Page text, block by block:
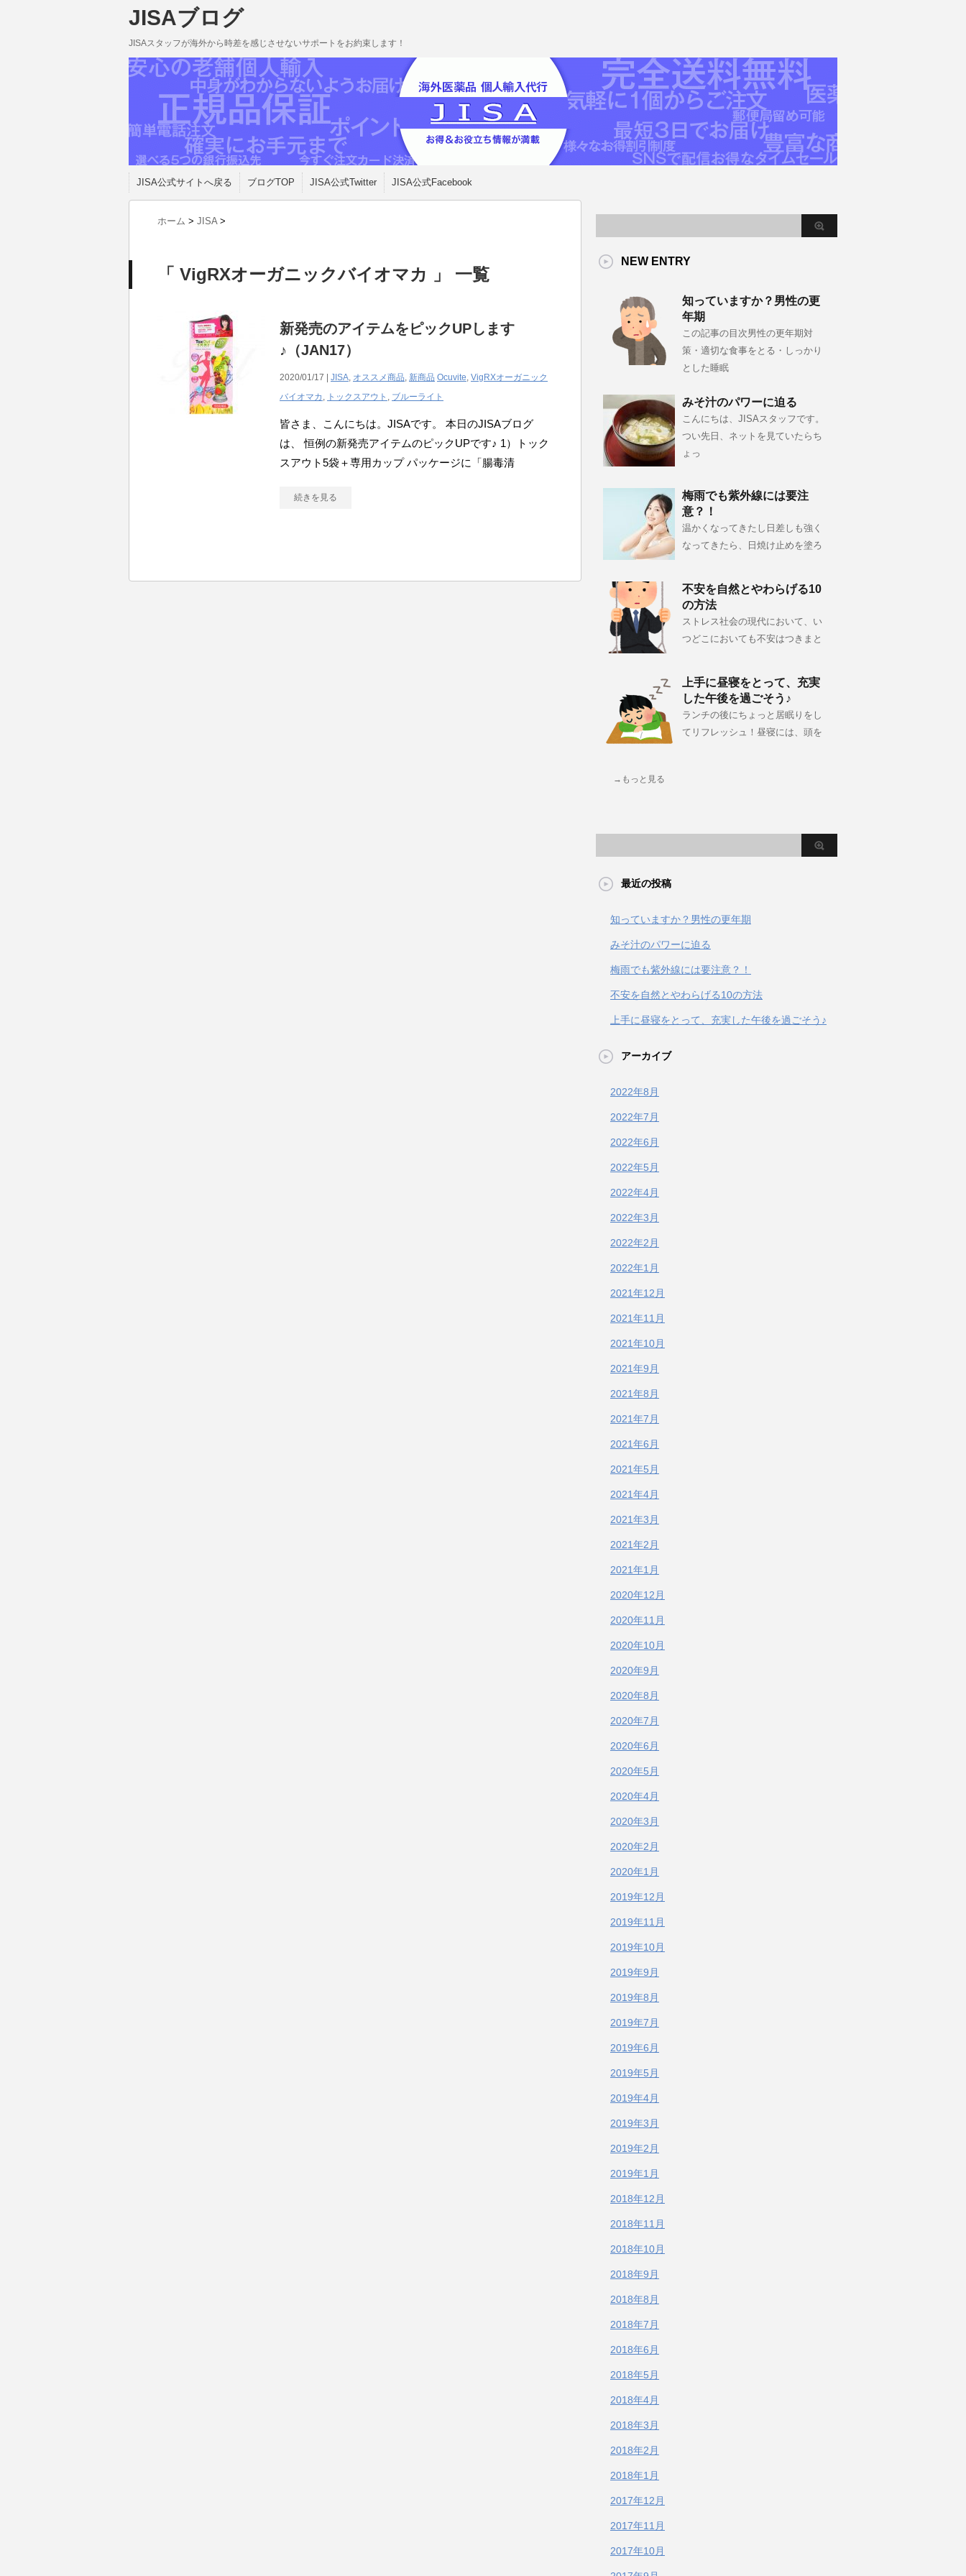
JISAブログ
JISAスタッフが海外から時差を感じさせないサポートをお約束します！
JISA公式サイトへ戻る ブログTOP JISA公式Twitter JISA公式Facebook
ホーム > JISA >
「 VigRXオーガニックバイオマカ 」 一覧
新発売のアイテムをピックUPします
♪（JAN17）
2020/01/17 | JISA, オススメ商品, 新商品 Ocuvite, VigRXオーガニック
バイオマカ , トックスアウト , ブルーライト
皆さま、こんにちは。JISAです。 本日のJISAブログ
は、 恒例の新発売アイテムのピックUPです♪ 1）トック
スアウト5袋＋専用カップ パッケージに「腸毒清
続きを見る
NEW ENTRY
知っていますか？男性の更
年期
この記事の目次男性の更年期対
策・適切な食事をとる・しっかり
とした睡眠
みそ汁のパワーに迫る
こんにちは、JISAスタッフです。
つい先日、ネットを見ていたらち
ょっ
梅雨でも紫外線には要注
意？！
温かくなってきたし日差しも強く
なってきたら、日焼け止めを塗ろ
不安を自然とやわらげる10
の方法
ストレス社会の現代において、い
つどこにおいても不安はつきまと
上手に昼寝をとって、充実
した午後を過ごそう♪
ランチの後にちょっと居眠りをし
てリフレッシュ！昼寝には、頭を
→もっと見る
最近の投稿
知っていますか？男性の更年期
みそ汁のパワーに迫る
梅雨でも紫外線には要注意？！
不安を自然とやわらげる10の方法
上手に昼寝をとって、充実した午後を過ごそう♪
アーカイブ
2022年8月
2022年7月
2022年6月
2022年5月
2022年4月
2022年3月
2022年2月
2022年1月
2021年12月
2021年11月
2021年10月
2021年9月
2021年8月
2021年7月
2021年6月
2021年5月
2021年4月
2021年3月
2021年2月
2021年1月
2020年12月
2020年11月
2020年10月
2020年9月
2020年8月
2020年7月
2020年6月
2020年5月
2020年4月
2020年3月
2020年2月
2020年1月
2019年12月
2019年11月
2019年10月
2019年9月
2019年8月
2019年7月
2019年6月
2019年5月
2019年4月
2019年3月
2019年2月
2019年1月
2018年12月
2018年11月
2018年10月
2018年9月
2018年8月
2018年7月
2018年6月
2018年5月
2018年4月
2018年3月
2018年2月
2018年1月
2017年12月
2017年11月
2017年10月